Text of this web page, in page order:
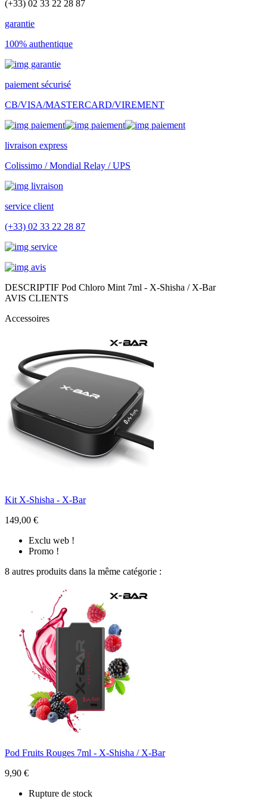
(+33) 02 33 22 28 87
garantie
100% authentique
paiement sécurisé
CB/VISA/MASTERCARD/VIREMENT
livraison express
Colissimo / Mondial Relay / UPS
service client
(+33) 02 33 22 28 87
DESCRIPTIF Pod Chloro Mint 7ml - X-Shisha / X-Bar
AVIS CLIENTS
Accessoires
Kit X-Shisha - X-Bar
149,00 €
Exclu web !
Promo !
8 autres produits dans la même catégorie :
Pod Fruits Rouges 7ml - X-Shisha / X-Bar
9,90 €
Rupture de stock